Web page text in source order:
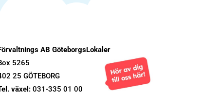
AB GöteborgsLokaler
5265
25 GÖTEBORG
växel:031-335 01 00